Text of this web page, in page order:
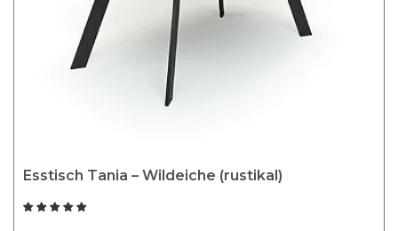
Esstisch Tania – Wildeiche (rustikal)